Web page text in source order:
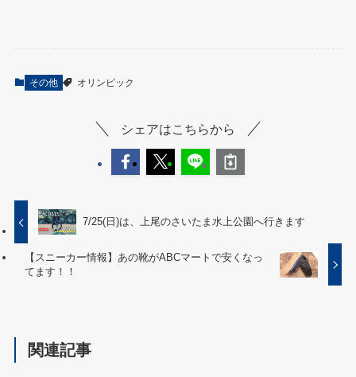
その他 オリンピック
シェアはこちらから
7/25(日)は、上尾のさいたま水上公園へ行きます
【スニーカー情報】あの靴がABCマートで安くなっ
てます！！
関連記事